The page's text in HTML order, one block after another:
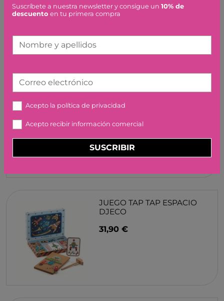
FABA LA CENICIENTA Y
JUEGO TAP TAP ESPACIO
DJECO
31,90 €
Suscríbete a nuestra newsletter y consigue un 10% de
descuento en tu primera compra
Nombre y apellidos
Correo electrónico
Acepto la política de privacidad
Acepto recibir información comercial
SUSCRIBIR